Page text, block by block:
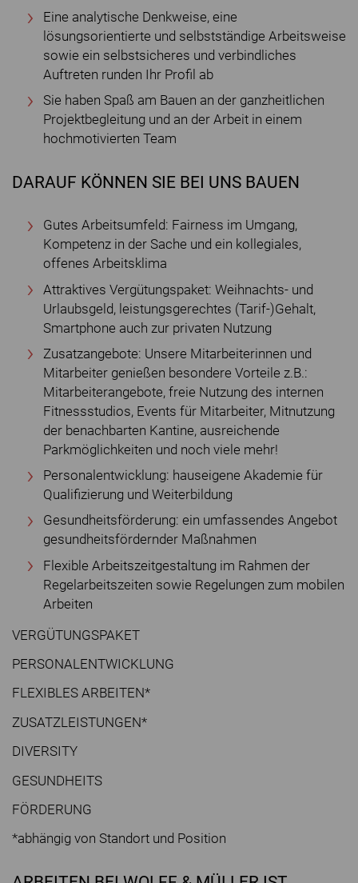
Eine analytische Denkweise, eine
lösungsorientierte und selbstständige Arbeitsweise
sowie ein selbstsicheres und verbindliches
Auftreten runden Ihr Profil ab
Sie haben Spaß am Bauen an der ganzheitlichen
Projektbegleitung und an der Arbeit in einem
hochmotivierten Team
DARAUF KÖNNEN SIE BEI UNS BAUEN
Gutes Arbeitsumfeld: Fairness im Umgang,
Kompetenz in der Sache und ein kollegiales,
offenes Arbeitsklima
Attraktives Vergütungspaket: Weihnachts- und
Urlaubsgeld, leistungsgerechtes (Tarif-)Gehalt,
Smartphone auch zur privaten Nutzung
Zusatzangebote: Unsere Mitarbeiterinnen und
Mitarbeiter genießen besondere Vorteile z.B.:
Mitarbeiterangebote, freie Nutzung des internen
Fitnessstudios, Events für Mitarbeiter, Mitnutzung
der benachbarten Kantine, ausreichende
Parkmöglichkeiten und noch viele mehr!
Personalentwicklung: hauseigene Akademie für
Qualifizierung und Weiterbildung
Gesundheitsförderung: ein umfassendes Angebot
gesundheitsfördernder Maßnahmen
Flexible Arbeitszeitgestaltung im Rahmen der
Regelarbeitszeiten sowie Regelungen zum mobilen
Arbeiten
VERGÜTUNGSPAKET
PERSONALENTWICKLUNG
FLEXIBLES ARBEITEN*
ZUSATZLEISTUNGEN*
DIVERSITY
GESUNDHEITS
FÖRDERUNG
*abhängig von Standort und Position